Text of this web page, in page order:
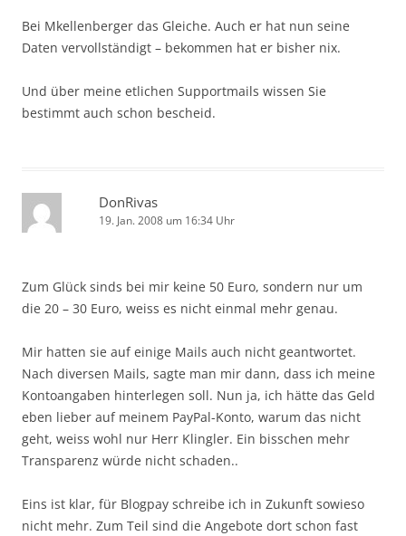
Bei Mkellenberger das Gleiche. Auch er hat nun seine
Daten vervollständigt – bekommen hat er bisher nix.
Und über meine etlichen Supportmails wissen Sie
bestimmt auch schon bescheid.
DonRivas
19. Jan. 2008 um 16:34 Uhr
Zum Glück sinds bei mir keine 50 Euro, sondern nur um
die 20 – 30 Euro, weiss es nicht einmal mehr genau.
Mir hatten sie auf einige Mails auch nicht geantwortet.
Nach diversen Mails, sagte man mir dann, dass ich meine
Kontoangaben hinterlegen soll. Nun ja, ich hätte das Geld
eben lieber auf meinem PayPal-Konto, warum das nicht
geht, weiss wohl nur Herr Klingler. Ein bisschen mehr
Transparenz würde nicht schaden..
Eins ist klar, für Blogpay schreibe ich in Zukunft sowieso
nicht mehr. Zum Teil sind die Angebote dort schon fast